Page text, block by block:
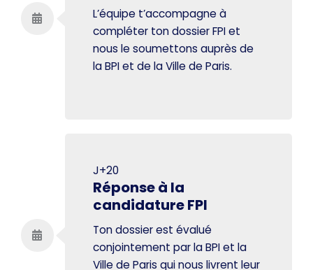
L’équipe t’accompagne à
compléter ton dossier FPI et
nous le soumettons auprès de
la BPI et de la Ville de Paris.
J+20
Réponse à la
candidature FPI
Ton dossier est évalué
conjointement par la BPI et la
Ville de Paris qui nous livrent leur